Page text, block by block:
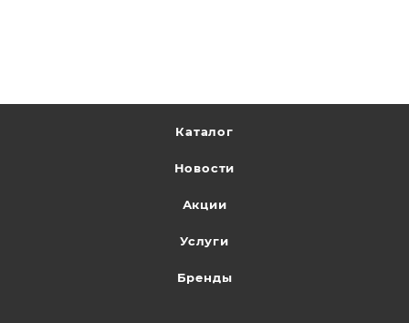
Каталог
Новости
Акции
Услуги
Бренды